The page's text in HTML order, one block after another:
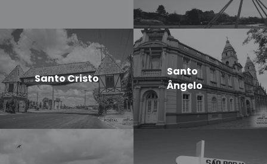
Santo Cristo
Santo
Ângelo